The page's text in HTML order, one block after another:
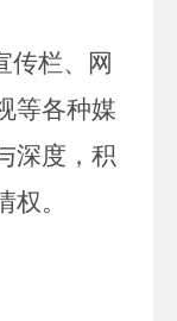
传栏、网
等各种媒
深度，积
。